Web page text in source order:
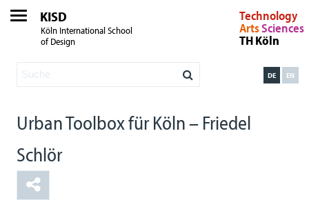
KISD
Köln International School
of Design
Technology
ArtsSciences
TH Köln
EN
DE
Urban Toolbox für Köln – Friedel
Schlör